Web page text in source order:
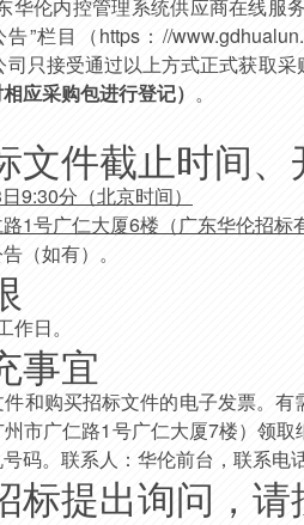
华伦内控管理系统供应商在线服
”栏目（https：//
只接受通过以上方式正式获取
应采购包进行登记） 。
文件截止时间
日9:30分（北京时间）
1号广仁大厦6楼（广东华伦招标
（如有）。
日。
事宜
和购买招标文件的电子发票。
市广仁路1号广仁大厦7楼）领
码。联系人：华伦前台，联系
标提出询问，请